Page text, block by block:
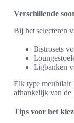
Verschillende
Bij het selecteren
Bistrosets
Ligbanken
Elk type meubilair
afhankelijk van de
Tips voor het